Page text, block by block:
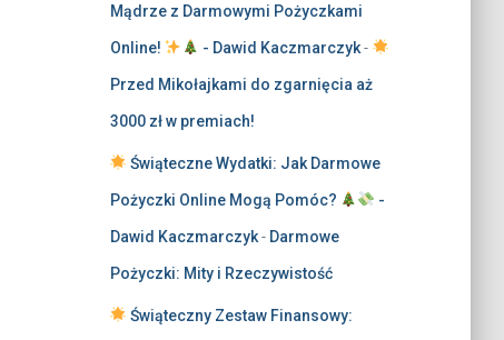
Mądrze z Darmowymi Pożyczkami
Online! - Dawid Kaczmarczyk-
Przed Mikołajkami do zgarnięcia aż
3000 zł w premiach!
Świąteczne Wydatki: Jak Darmowe
Pożyczki Online Mogą Pomóc? -
Dawid Kaczmarczyk- Darmowe
Pożyczki: Mity i Rzeczywistość
Świąteczny Zestaw Finansowy: